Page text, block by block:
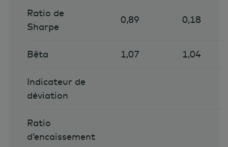
Ratio de
Sharpe
0,89 0,18
Bêta 1,07 1,04
Indicateur de
déviation
Ratio
d’encaissement